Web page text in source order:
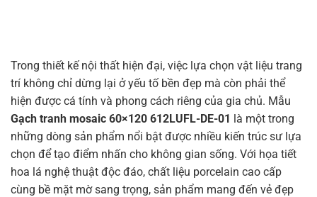
Trong thiết kế nội thất hiện đại, việc lựa chọn vật liệu trang
trí không chỉ dừng lại ở yếu tố bền đẹp mà còn phải thể
hiện được cá tính và phong cách riêng của gia chủ. Mẫu
Gạch tranh mosaic 60×120 612LUFL-DE-01 là một trong
những dòng sản phẩm nổi bật được nhiều kiến trúc sư lựa
chọn để tạo điểm nhấn cho không gian sống. Với họa tiết
hoa lá nghệ thuật độc đáo, chất liệu porcelain cao cấp
cùng bề mặt mờ sang trọng, sản phẩm mang đến vẻ đẹp